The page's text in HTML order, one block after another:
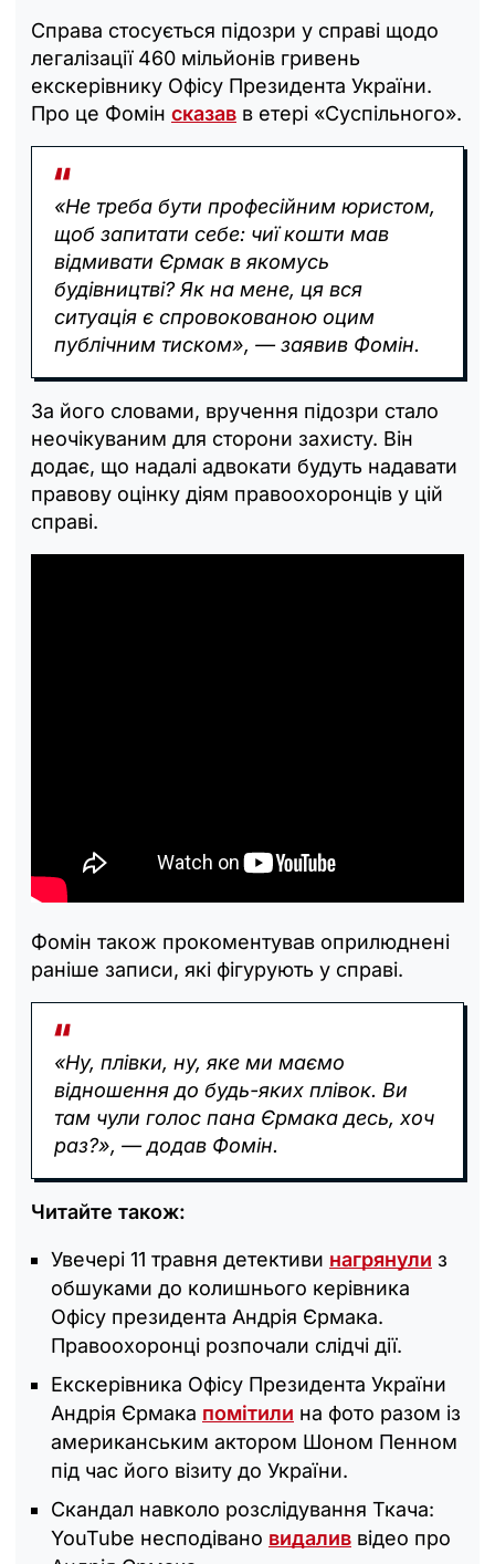
Справа стосується підозри у справі щодо
легалізації 460 мільйонів гривень
екскерівнику Офісу Президента України.
Про це Фомін сказав в етері «Суспільного».
«Не треба бути професійним юристом,
щоб запитати себе: чиї кошти мав
відмивати Єрмак в якомусь
будівництві? Як на мене, ця вся
ситуація є спровокованою оцим
публічним тиском», — заявив Фомін.
За його словами, вручення підозри стало
неочікуваним для сторони захисту. Він
додає, що надалі адвокати будуть надавати
правову оцінку діям правоохоронців у цій
справі.
Фомін також прокоментував оприлюднені
раніше записи, які фігурують у справі.
«Ну, плівки, ну, яке ми маємо
відношення до будь-яких плівок. Ви
там чули голос пана Єрмака десь, хоч
раз?», — додав Фомін.
Читайте також:
Увечері 11 травня детективи нагрянули з
обшуками до колишнього керівника
Офісу президента Андрія Єрмака.
Правоохоронці розпочали слідчі дії.
Екскерівника Офісу Президента України
Андрія Єрмака помітили на фото разом із
американським актором Шоном Пенном
під час його візиту до України.
Скандал навколо розслідування Ткача:
YouTube несподівано видалив відео про